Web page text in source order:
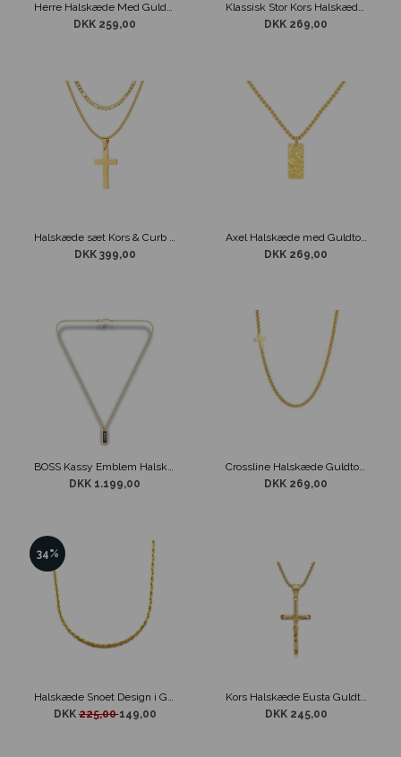
Herre Halskæde Med Guldfarvet Kors
DKK 259,00
Klassisk Stor Kors Halskæde Guldfarvet
DKK 269,00
DKK 399,00
Axel Halskæde med Guldtonet vedhæng
DKK 269,00
BOSS Kassy Emblem Halskæde Guldtone
DKK 1.199,00
Crossline Halskæde Guldtonet Kors
DKK 269,00
34%
Halskæde Snoet Design i Guldtone
DKK225,00149,00
Kors Halskæde Eusta Guldtonet
DKK 245,00